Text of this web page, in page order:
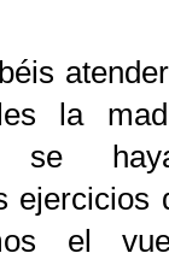
la
se
ejercicios
el